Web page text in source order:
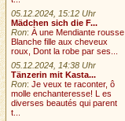
05.12.2024, 15:12 Uhr
Mädchen sich die F...
Ron:À une Mendiante rousse
Blanche fille aux cheveux
roux, Dont la robe par ses...
05.12.2024, 14:38 Uhr
Tänzerin mit Kasta...
Ron:Je veux te raconter, ô
molle enchanteresse! L es
diverses beautés qui parent
t...